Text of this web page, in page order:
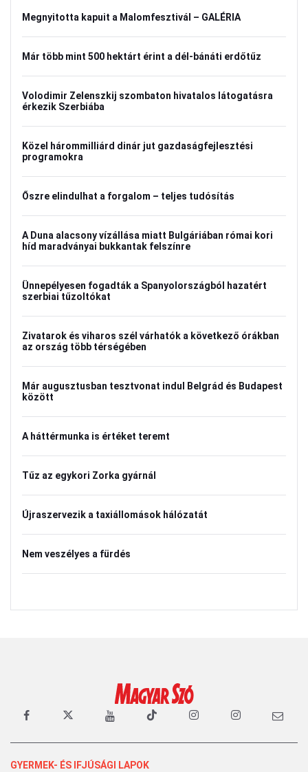
Megnyitotta kapuit a Malomfesztivál – GALÉRIA
Már több mint 500 hektárt érint a dél-bánáti erdőtűz
Volodimir Zelenszkij szombaton hivatalos látogatásra
érkezik Szerbiába
Közel hárommilliárd dinár jut gazdaságfejlesztési
programokra
Őszre elindulhat a forgalom – teljes tudósítás
A Duna alacsony vízállása miatt Bulgáriában római kori
híd maradványai bukkantak felszínre
Ünnepélyesen fogadták a Spanyolországból hazatért
szerbiai tűzoltókat
Zivatarok és viharos szél várhatók a következő órákban
az ország több térségében
Már augusztusban tesztvonat indul Belgrád és Budapest
között
A háttérmunka is értéket teremt
Tűz az egykori Zorka gyárnál
Újraszervezik a taxiállomások hálózatát
Nem veszélyes a fürdés
GYERMEK- ÉS IFJÚSÁGI LAPOK